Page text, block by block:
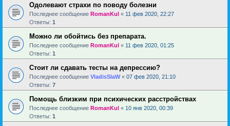
Одолевают страхи по поводу болезни
Последнее сообщение RomanKul « 11 фев 2020, 22:27
Ответы: 1
Можно ли обойтись без препарата.
Последнее сообщение RomanKul « 11 фев 2020, 01:25
Ответы: 1
Стоит ли сдавать тесты на депрессию?
Последнее сообщение VladisSlaW« 07 фев 2020, 21:10
Ответы: 7
Помощь близким при психических расстройствах
Последнее сообщение RomanKul « 10 янв 2020, 00:39
Ответы: 1